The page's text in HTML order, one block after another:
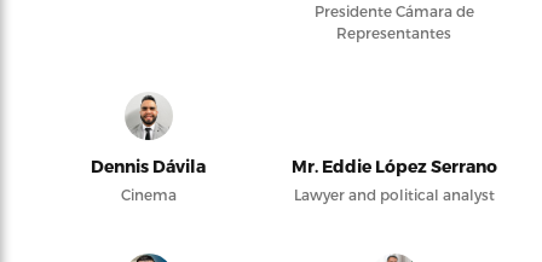
Presidente Cámara de
Representantes
Dennis Dávila
Cinema
Mr. Eddie López Serrano
Lawyer and political analyst